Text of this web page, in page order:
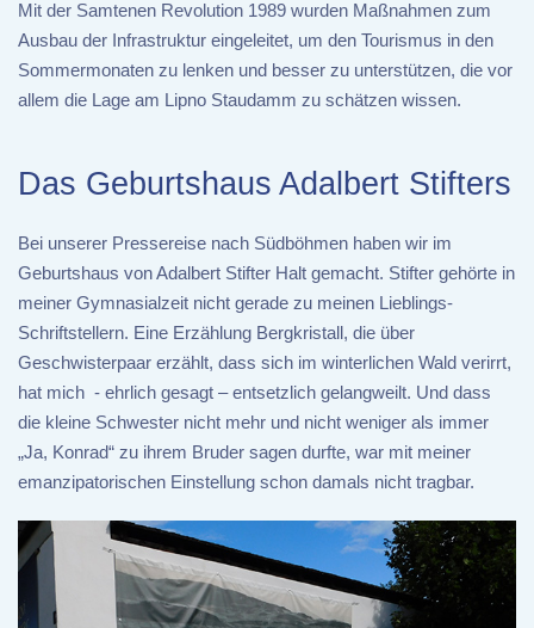
Mit der Samtenen Revolution 1989 wurden Maßnahmen zum
Ausbau der Infrastruktur eingeleitet, um den Tourismus in den
Sommermonaten zu lenken und besser zu unterstützen, die vor
allem die Lage am Lipno Staudamm zu schätzen wissen.
Das Geburtshaus Adalbert Stifters
Bei unserer Pressereise nach Südböhmen haben wir im
Geburtshaus von Adalbert Stifter Halt gemacht. Stifter gehörte in
meiner Gymnasialzeit nicht gerade zu meinen Lieblings-
Schriftstellern. Eine Erzählung Bergkristall, die über
Geschwisterpaar erzählt, dass sich im winterlichen Wald verirrt,
hat mich - ehrlich gesagt – entsetzlich gelangweilt. Und dass
die kleine Schwester nicht mehr und nicht weniger als immer
„Ja, Konrad“ zu ihrem Bruder sagen durfte, war mit meiner
emanzipatorischen Einstellung schon damals nicht tragbar.